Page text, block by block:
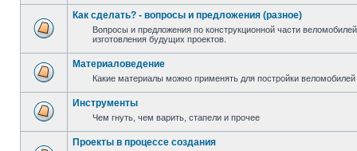
Как сделать? - вопросы и предложения (разное)
Вопросы и предложения по конструкционной части
изготовления будущих проектов.
Материаловедение
Какие материалы можно применять для постройки
Инструменты
Чем гнуть, чем варить, стапели и прочее
Проекты в процессе создания